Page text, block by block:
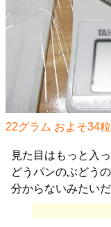
22グラム およそ34粒
見た目はもっと入
どうパンのぶどう
分からないみたいだ